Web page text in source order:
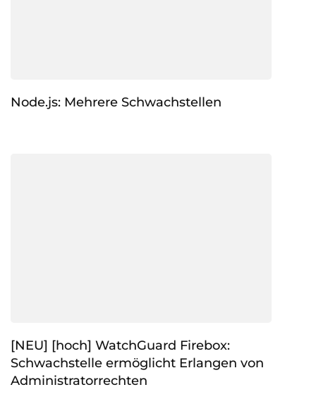
Node.js: Mehrere Schwachstellen
[NEU] [hoch] WatchGuard Firebox:
Schwachstelle ermöglicht Erlangen von
Administratorrechten